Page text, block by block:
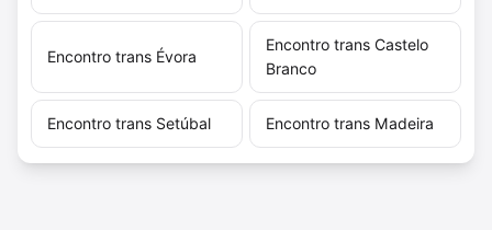
Encontro trans Évora
Encontro trans Castelo
Branco
Encontro trans Setúbal Encontro trans Madeira